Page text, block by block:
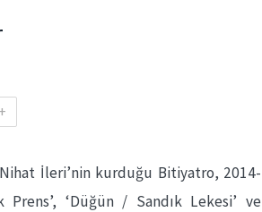
İleri’nin kurduğu Bitiyatro, 2014-
‘Düğün / Sandık Lekesi’ ve